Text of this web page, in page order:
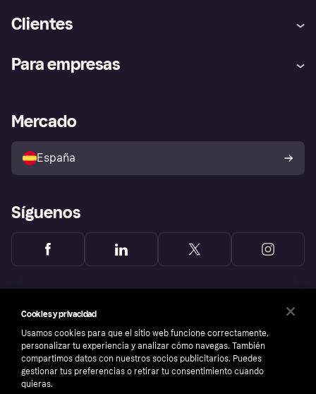
Clientes
Inicio de sesión
Directorio de tiendas
Política de protección al
comprador de Klarna
Reclamaciones
Para empresas
Acceso empresas
Mercado
España
Síguenos
Cookies y privacidad
Usamos cookies para que el sitio web funcione correctamente,
personalizar tu experiencia y analizar cómo navegas. También
compartimos datos con nuestros socios publicitarios. Puedes
gestionar tus preferencias o retirar tu consentimiento cuando
quieras.